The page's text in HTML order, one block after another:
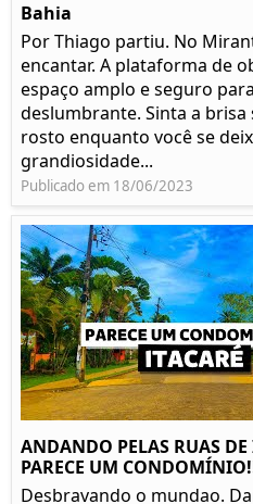
Bahia
Por Thiago partiu. No
encantar. A plataforma de
espaço amplo e seguro
deslumbrante. Sinta a brisa
rosto enquanto você se
grandiosidade...
Publicado em 18/06/2023
ANDANDO PELAS RUAS
PARECE UM
Desbravando o mundao.